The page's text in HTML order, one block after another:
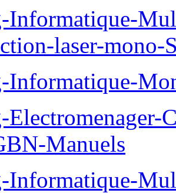
Informatique-
laser-mono-
Informatique-
Electromenager-
Manuels
Informatique-